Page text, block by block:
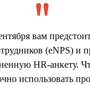
вам
(eNPS) и
HR-анкету.
использовать